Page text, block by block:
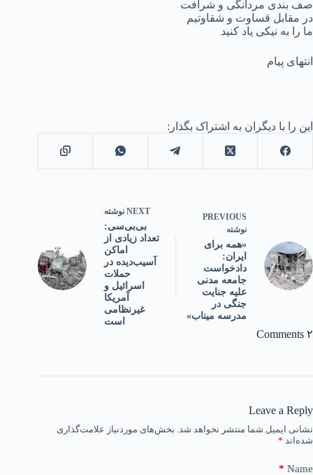
صف بندی مردانگی و شرافت
در مقابل قساوت و شقاوتیم
ما را به نیکی یاد کنید
انتهای پیام
این را با دیگران به اشتراک بگذار:
PREVIOUS
نوشته
«همه برای
ایران:
دادخواست
جامعه مدنی
علیه جنایت
جنگی در
مدرسه میناب»
NEXT نوشته
بی‌بی‌سی:
تعداد زیادی از
اماکن
آسیب‌دیده در
حملات
اسرائیل و
آمریکا
غیرنظامی
است
۲ Comments
Leave a Reply
نشانی ایمیل شما منتشر نخواهد شد. بخش‌های موردنیاز علامت‌گذاری
شده‌اند *
Name
*